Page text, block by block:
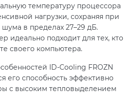
температуру процессора
нагрузки, сохраняя при
в пределах 27–29 дБ.
идеально подходит для тех, кто
своего компьютера.
ID-Cooling FROZN
его способность эффективно
с высоким тепловыделением